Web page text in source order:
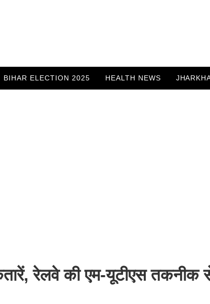
BIHAR ELECTION 2025 HEALTH NEWS
रेलवे की एम-यूटीएस तकनीक